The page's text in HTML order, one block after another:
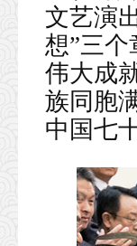
文艺演
想”三
伟大成
族同胞
中国七